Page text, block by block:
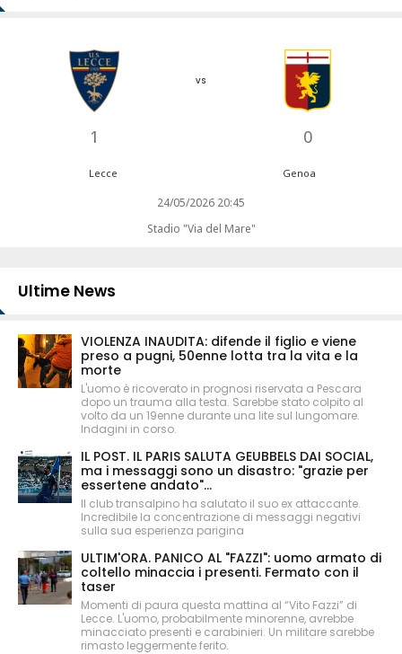
1
vs
0
Lecce Genoa
24/05/2026 20:45
Stadio "Via del Mare"
Ultime News
VIOLENZA INAUDITA: difende il figlio e viene
preso a pugni, 50enne lotta tra la vita e la
morte
L'uomo è ricoverato in prognosi riservata a Pescara
dopo un trauma alla testa. Sarebbe stato colpito al
volto da un 19enne durante una lite sul lungomare.
Indagini in corso.
IL POST. IL PARIS SALUTA GEUBBELS DAI SOCIAL,
ma i messaggi sono un disastro: "grazie per
essertene andato"...
Il club transalpino ha salutato il suo ex attaccante.
Incredibile la concentrazione di messaggi negativi
sulla sua esperienza parigina
ULTIM'ORA. PANICO AL "FAZZI": uomo armato di
coltello minaccia i presenti. Fermato con il
taser
Momenti di paura questa mattina al “Vito Fazzi” di
Lecce. L'uomo, probabilmente minorenne, avrebbe
minacciato presenti e carabinieri. Un militare sarebbe
rimasto leggermente ferito.